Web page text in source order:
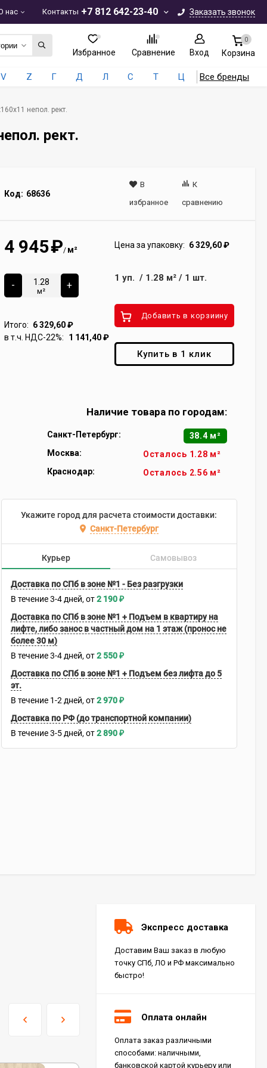
+7 812 642-23-40 Заказать звонок
нас Контакты
Избранное Сравнение Вход
0
Корзина
V Z Г Д Л С Т Ц Все бренды
непол. рект.
рект.
Код: 68636
В
избранное
К
сравнению
4 945₽/ м²
-
м²
+
Итого: 6 329,60₽
в т.ч. НДС-22%:
1 141,40₽
Цена за упаковку: 6 329,60₽
1 уп. / 1.28 м²/ 1 шт.
Добавить в корзиину
Купить в 1 клик
Наличие товара по городам:
Санкт-Петербург:
38.4 м²
Москва:
Осталось 1.28 м²
Краснодар:
Осталось 2.56 м²
Укажите город для расчета стоимости доставки:
Санкт-Петербург
Курьер Самовывоз
Доставка по СПб в зоне №1 - Без разгрузки
В течение 3-4 дней 2 190₽
Доставка по СПб в зоне №1 + Подъем в квартиру на
лифте, либо занос в частный дом на 1 этаж (пронос не
более 30 м)
В течение 3-4 дней 2 550₽
Доставка по СПб в зоне №1 + Подъем без лифта до 5
эт.
В течение 1-2 дней 2 970₽
Доставка по РФ (до транспортной компании)
В течение 3-5 дней 2 890₽
Экспресс доставка
Доставим Ваш заказ в любую
точку СПб, ЛО и РФ максимально
быстро!
Оплата онлайн
Оплата заказ различными
способами: наличными,
банковской картой курьеру или
Керамогранит Italon
Charme Extra Silver Ret
60x120, 610010001196